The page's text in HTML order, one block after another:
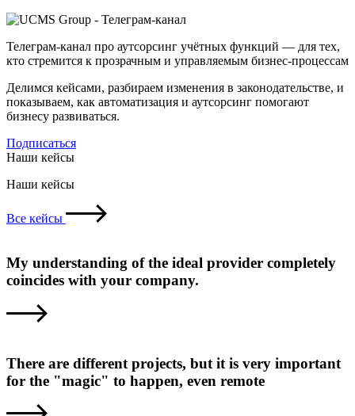
Телеграм-канал про аутсорсинг учётных функций — для тех,
кто стремится к прозрачным и управляемым бизнес-процессам
Делимся кейсами, разбираем изменения в законодательстве, и
показываем, как автоматизация и аутсорсинг помогают
бизнесу развиваться.
Подписаться
Наши кейсы
Наши кейсы
Все кейсы
My understanding of the ideal provider completely
coincides with your company.
There are different projects, but it is very important
for the "magic" to happen, even remote